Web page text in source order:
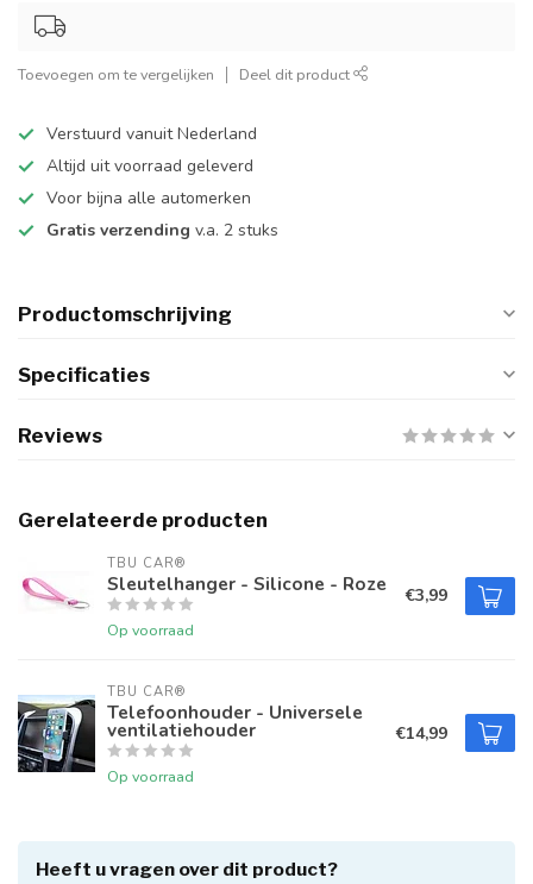
Toevoegen om te vergelijken Deel dit product
Verstuurd vanuit Nederland
Altijd uit voorraad geleverd
Voor bijna alle automerken
Gratis verzending v.a. 2 stuks
Productomschrijving
Specificaties
Reviews
Gerelateerde producten
TBU CAR®
Sleutelhanger - Silicone - Roze
Op voorraad
€3,99
TBU CAR®
Telefoonhouder - Universele
ventilatiehouder
Op voorraad
€14,99
Heeft u vragen over dit product?